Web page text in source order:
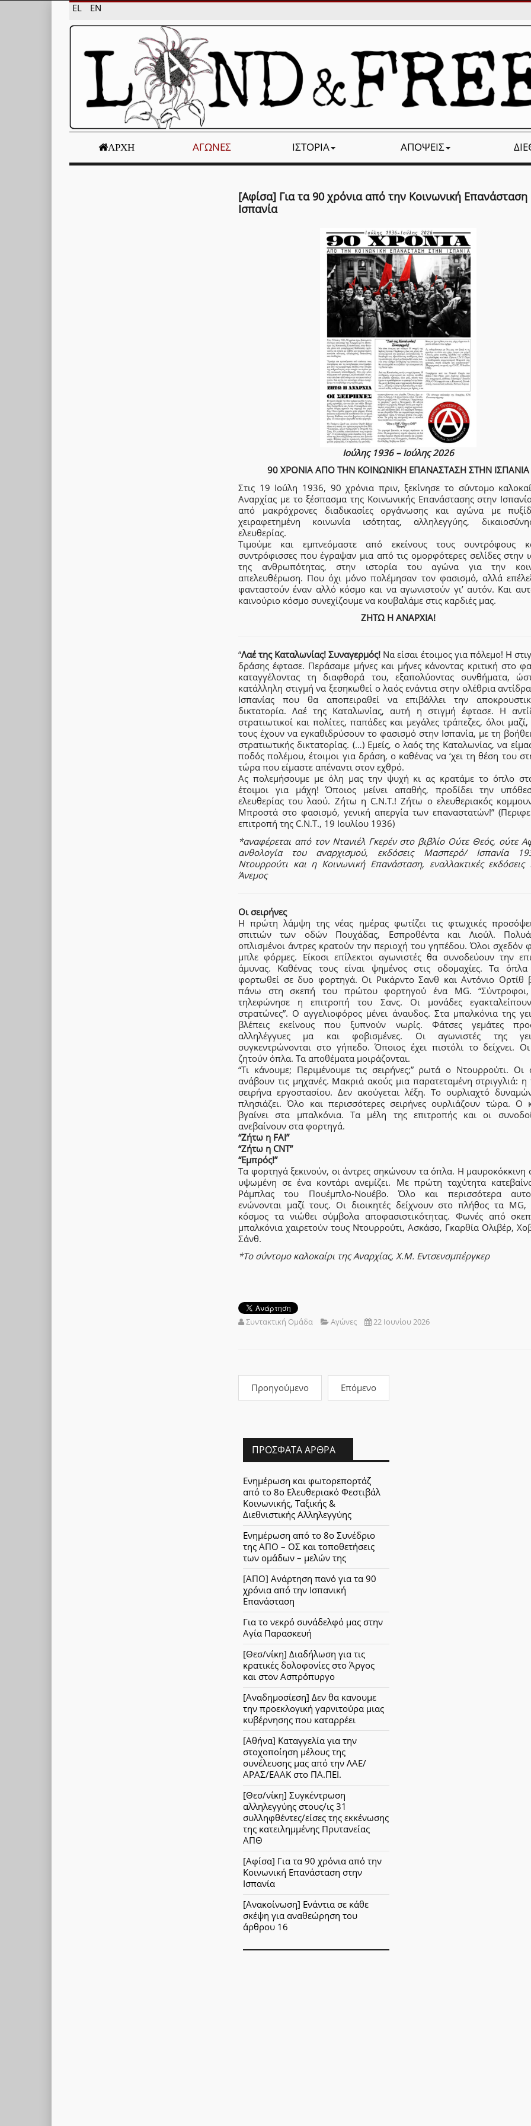
EL EN
ΑΡΧΉ ΑΓΏΝΕΣ ΙΣΤΟΡΊΑ ΑΠΌΨΕΙΣ
[Αφίσα] Για τα 90 χρόνια από την Κοινωνική Επανάσταση
Ισπανία
Ιούλης 1936 – Ιούλης 2026
90 ΧΡΟΝΙΑ ΑΠΟ ΤΗΝ ΚΟΙΝΩΝΙΚΗ ΕΠΑΝΑΣΤΑΣΗ ΣΤΗΝ ΙΣΠΑΝΙΑ
Στις 19 Ιούλη 1936, 90 χρόνια πριν, ξεκίνησε το σύντομο
Αναρχίας με το ξέσπασμα της Κοινωνικής Επανάστασης στην
από μακρόχρονες διαδικασίες οργάνωσης και αγώνα με
χειραφετημένη κοινωνία ισότητας, αλληλεγγύης,
ελευθερίας.
Τιμούμε και εμπνεόμαστε από εκείνους τους συντρόφους
συντρόφισσες που έγραψαν μια από τις ομορφότερες σελίδες στην
της ανθρωπότητας, στην ιστορία του αγώνα για την
απελευθέρωση. Που όχι μόνο πολέμησαν τον φασισμό, αλλά
φανταστούν έναν αλλό κόσμο και να αγωνιστούν γι’ αυτόν. Και
καινούριο κόσμο συνεχίζουμε να κουβαλάμε στις καρδιές μας.
ΖΗΤΩ Η ΑΝΑΡΧΙΑ!
“Λαέ της Καταλωνίας! Συναγερμός! Να είσαι έτοιμος για πόλεμο! Η
δράσης έφτασε. Περάσαμε μήνες και μήνες κάνοντας κριτική στο
καταγγέλοντας τη διαφθορά του, εξαπολύοντας συνθήματα,
κατάλληλη στιγμή να ξεσηκωθεί ο λαός ενάντια στην ολέθρια
Ισπανίας που θα αποπειραθεί να επιβάλλει την
δικτατορία. Λαέ της Καταλωνίας, αυτή η στιγμή έφτασε. Η
στρατιωτικοί και πολίτες, παπάδες και μεγάλες τράπεζες, όλοι
τους έχουν να εγκαθιδρύσουν το φασισμό στην Ισπανία, με τη
στρατιωτικής δικτατορίας. (…) Εμείς, ο λαός της Καταλωνίας, να
ποδός πολέμου, έτοιμοι για δράση, ο καθένας να ‘χει τη θέση του
τώρα που είμαστε απέναντι στον εχθρό.
Ας πολεμήσουμε με όλη μας την ψυχή κι ας κρατάμε το όπλο
έτοιμοι για μάχη! Όποιος μείνει απαθής, προδίδει την
ελευθερίας του λαού. Ζήτω η C.N.T.! Ζήτω ο ελευθεριακός
Μπροστά στο φασισμό, γενική απεργία των επαναστατών!”
επιτροπή της C.N.T., 19 Ιουλίου 1936)
*αναφέρεται από τον Ντανιέλ Γκερέν στο βιβλίο Ούτε Θεός, ούτε
ανθολογία του αναρχισμού, εκδόσεις Μασπερό/ Ισπανία
Ντουρρούτι και η Κοινωνική Επανάσταση, εναλλακτικές εκδόσεις
Άνεμος
Οι σειρήνες
Η πρώτη λάμψη της νέας ημέρας φωτίζει τις φτωχικές
σπιτιών των οδών Πουχάδας, Εσπροθέντα και Λιούλ.
οπλισμένοι άντρες κρατούν την περιοχή του γηπέδου. Όλοι σχεδόν
μπλε φόρμες. Είκοσι επίλεκτοι αγωνιστές θα συνοδεύουν την
άμυνας. Καθένας τους είναι ψημένος στις οδομαχίες. Τα όπλα
φορτωθεί σε δυο φορτηγά. Οι Ρικάρντο Σανθ και Αντόνιο Ορτίθ
πάνω στη σκεπή του πρώτου φορτηγού ένα MG. “Σύντροφοι,
τηλεφώνησε η επιτροπή του Σανς. Οι μονάδες
στρατώνες”. Ο αγγελιοφόρος μένει άναυδος. Στα μπαλκόνια της
βλέπεις εκείνους που ξυπνούν νωρίς. Φάτσες γεμάτες
αλληλέγγυες μα και φοβισμένες. Οι αγωνιστές της
συγκεντρώνονται στο γήπεδο. Όποιος έχει πιστόλι το δείχνει.
ζητούν όπλα. Τα αποθέματα μοιράζονται.
“Τι κάνουμε; Περιμένουμε τις σειρήνες;” ρωτά ο Ντουρρούτι. Οι
ανάβουν τις μηχανές. Μακριά ακούς μια παρατεταμένη στριγγλιά:
σειρήνα εργοστασίου. Δεν ακούγεται λέξη. Το ουρλιαχτό
πλησιάζει. Όλο και περισσότερες σειρήνες ουρλιάζουν τώρα. Ο
βγαίνει στα μπαλκόνια. Τα μέλη της επιτροπής και οι
ανεβαίνουν στα φορτηγά.
“Ζήτω η FAI”
“Ζήτω η CNT”
“Εμπρός!”
Τα φορτηγά ξεκινούν, οι άντρες σηκώνουν τα όπλα. Η μαυροκόκκινη
υψωμένη σε ένα κοντάρι ανεμίζει. Με πρώτη ταχύτητα
Ράμπλας του Πουέμπλο-Νουέβο. Όλο και περισσότερα
ενώνονται μαζί τους. Οι διοικητές δείχνουν στο πλήθος τα
κόσμος τα νιώθει σύμβολα αποφασιστικότητας. Φωνές από
μπαλκόνια χαιρετούν τους Ντουρρούτι, Ασκάσο, Γκαρθία Ολιβέρ,
Σάνθ.
*Το σύντομο καλοκαίρι της Αναρχίας, Χ.Μ. Εντσενσμπέργκερ
Συντακτική Ομάδα Αγώνες 22 Ιουνίου 2026
Προηγούμενο Επόμενο
ΠΡΌΣΦΑΤΑ ΆΡΘΡΑ
Ενημέρωση και φωτορεπορτάζ
από το 8ο Ελευθεριακό Φεστιβάλ
Κοινωνικής, Ταξικής &
Διεθνιστικής Αλληλεγγύης
Ενημέρωση από το 8ο Συνέδριο
της ΑΠΟ – ΟΣ και τοποθετήσεις
των ομάδων – μελών της
[ΑΠΟ] Ανάρτηση πανό για τα 90
χρόνια από την Ισπανική
Επανάσταση
Για το νεκρό συνάδελφό μας στην
Αγία Παρασκευή
[Θεσ/νίκη] Διαδήλωση για τις
κρατικές δολοφονίες στο Άργος
και στον Ασπρόπυργο
[Αναδημοσίεση] Δεν θα κανουμε
την προεκλογική γαρνιτούρα μιας
κυβέρνησης που καταρρέει
[Αθήνα] Καταγγελία για την
στοχοποίηση μέλους της
συνέλευσης μας από την ΛΑΕ/
ΑΡΑΣ/ΕΑΑΚ στο ΠΑ.ΠΕΙ.
[Θεσ/νίκη] Συγκέντρωση
αλληλεγγύης στους/ις 31
συλληφθέντες/είσες της εκκένωσης
της κατειλημμένης Πρυτανείας
ΑΠΘ
[Αφίσα] Για τα 90 χρόνια από την
Κοινωνική Επανάσταση στην
Ισπανία
[Ανακοίνωση] Ενάντια σε κάθε
σκέψη για αναθεώρηση του
άρθρου 16